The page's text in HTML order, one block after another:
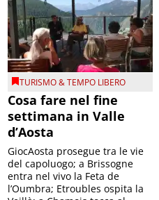
TURISMO & TEMPO LIBERO
Cosa fare nel fine
settimana in Valle
d’Aosta
GiocAosta prosegue tra le vie
del capoluogo; a Brissogne
entra nel vivo la Feta de
l’Oumbra; Etroubles ospita la